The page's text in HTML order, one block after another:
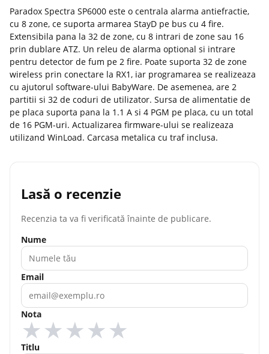
Paradox Spectra SP6000 este o centrala alarma antiefractie,
cu 8 zone, ce suporta armarea StayD pe bus cu 4 fire.
Extensibila pana la 32 de zone, cu 8 intrari de zone sau 16
prin dublare ATZ. Un releu de alarma optional si intrare
pentru detector de fum pe 2 fire. Poate suporta 32 de zone
wireless prin conectare la RX1, iar programarea se realizeaza
cu ajutorul software-ului BabyWare. De asemenea, are 2
partitii si 32 de coduri de utilizator. Sursa de alimentatie de
pe placa suporta pana la 1.1 A si 4 PGM pe placa, cu un total
de 16 PGM-uri. Actualizarea firmware-ului se realizeaza
utilizand WinLoad. Carcasa metalica cu traf inclusa.
Lasă o recenzie
Recenzia ta va fi verificată înainte de publicare.
Nume
Email
Nota
★
★
★
★
★
Titlu